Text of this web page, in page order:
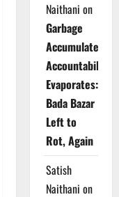
Naithani on
Garbage
Accumulates,
Accountability
Evaporates:
Bada Bazar
Left to
Rot, Again
Satish
Naithani on